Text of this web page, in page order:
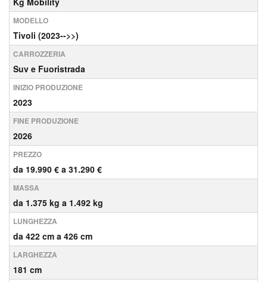
MODELLO
Tivoli (2023-->>)
CARROZZERIA
Suv e Fuoristrada
INIZIO PRODUZIONE
2023
FINE PRODUZIONE
2026
PREZZO
da 19.990 € a 31.290 €
MASSA
da 1.375 kg a 1.492 kg
LUNGHEZZA
da 422 cm a 426 cm
LARGHEZZA
181 cm